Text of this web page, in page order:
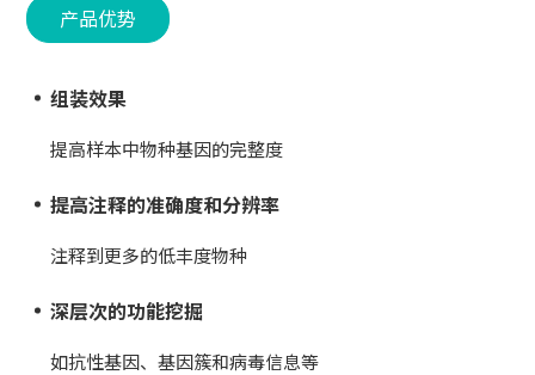
产品优势
组装效果
提高样本中物种基因的完整度
提高注释的准确度和分辨率
注释到更多的低丰度物种
深层次的功能挖掘
如抗性基因、基因簇和病毒信息等